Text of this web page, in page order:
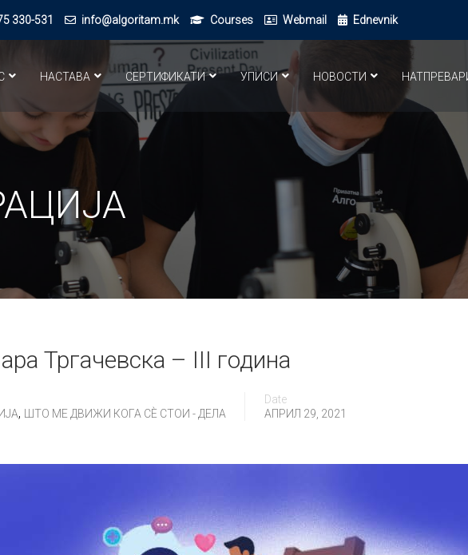
330-531 info@algoritam.mk Courses Webmail Ednevnik
НАСТАВА СЕРТИФИКАТИ УПИСИ НОВОСТИ
Тргачевска – III година
, ШТО МЕ ДВИЖИ КОГА СÈ СТОИ - ДЕЛА
Date
АПРИЛ 29, 2021